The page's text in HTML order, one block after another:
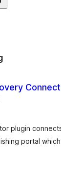
plugin
portal